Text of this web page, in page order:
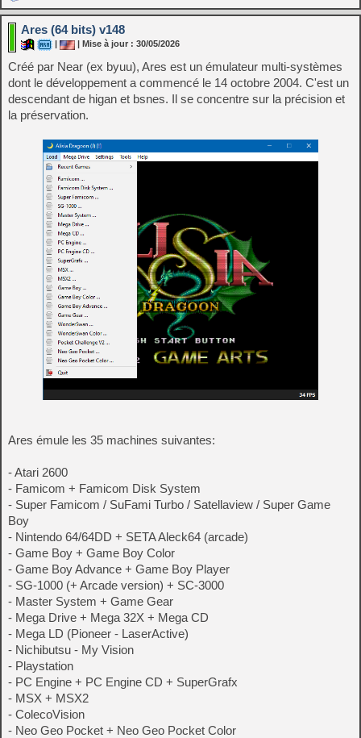
Ares (64 bits) v148
| Mise à jour : 30/05/2026
Créé par Near (ex byuu), Ares est un émulateur multi-systèmes
dont le développement a commencé le 14 octobre 2004. C'est un
descendant de higan et bsnes. Il se concentre sur la précision et
la préservation.
Ares émule les 35 machines suivantes:
- Atari 2600
- Famicom + Famicom Disk System
- Super Famicom / SuFami Turbo / Satellaview / Super Game
Boy
- Nintendo 64/64DD + SETA Aleck64 (arcade)
- Game Boy + Game Boy Color
- Game Boy Advance + Game Boy Player
- SG-1000 (+ Arcade version) + SC-3000
- Master System + Game Gear
- Mega Drive + Mega 32X + Mega CD
- Mega LD (Pioneer - LaserActive)
- Nichibutsu - My Vision
- Playstation
- PC Engine + PC Engine CD + SuperGrafx
- MSX + MSX2
- ColecoVision
- Neo Geo Pocket + Neo Geo Pocket Color